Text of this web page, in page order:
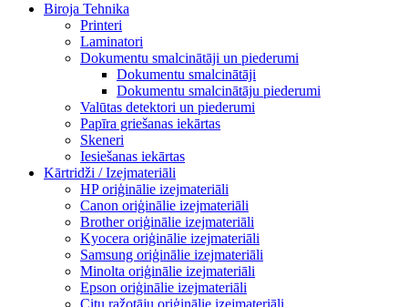
Biroja Tehnika
Printeri
Laminatori
Dokumentu smalcinātāji un piederumi
Dokumentu smalcinātāji
Dokumentu smalcinātāju piederumi
Valūtas detektori un piederumi
Papīra griešanas iekārtas
Skeneri
Iesiešanas iekārtas
Kārtridži / Izejmateriāli
HP oriģinālie izejmateriāli
Canon oriģinālie izejmateriāli
Brother oriģinālie izejmateriāli
Kyocera oriģinālie izejmateriāli
Samsung oriģinālie izejmateriāli
Minolta oriģinālie izejmateriāli
Epson oriģinālie izejmateriāli
Citu ražotāju oriģinālie izejmateriāli